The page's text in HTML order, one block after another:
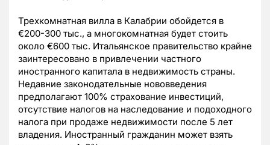
Трехкомнатная вилла в Калабрии обойдется в
€200-300 тыс., а многокомнатная будет стоить
около €600 тыс. Итальянское правительство крайне
заинтересовано в привлечении частного
иностранного капитала в недвижимость страны.
Недавние законодательные нововведения
предполагают 100% страхование инвестиций,
отсутствие налогов на наследование и подоходного
налога при продаже недвижимости после 5 лет
владения. Иностранный гражданин может взять